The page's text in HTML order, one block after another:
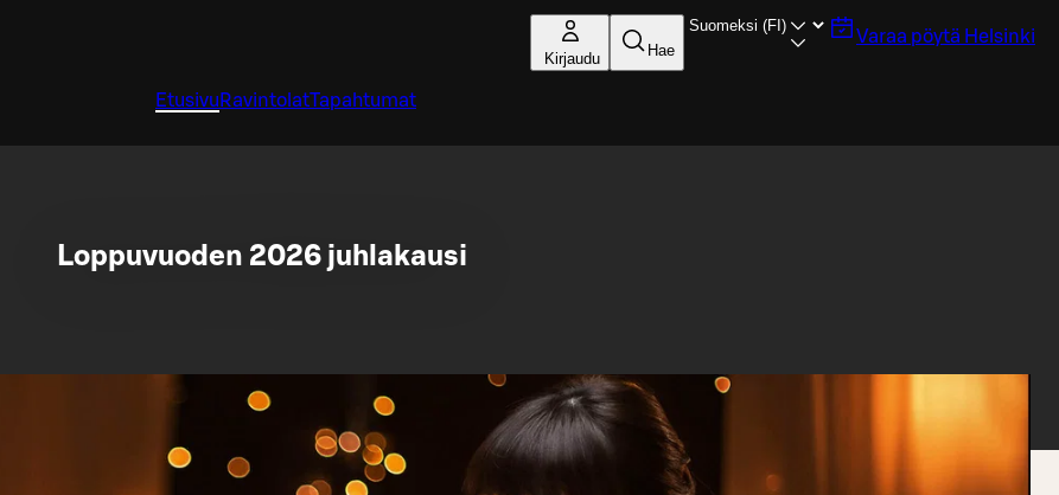
Kirjaudu Hae
Varaa pöytä Helsinki
Etusivu RavintolatTapahtumat
Loppuvuoden 2026 juhlakausi